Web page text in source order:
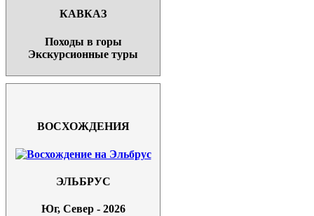
КАВКАЗ
Походы в горы
Экскурсионные туры
ВОСХОЖДЕНИЯ
ЭЛЬБРУС
Юг, Север - 2026